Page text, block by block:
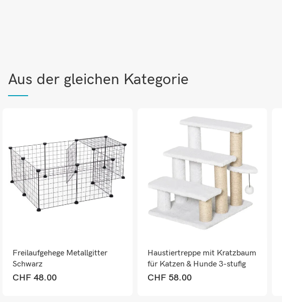
Aus der gleichen Kategorie
Freilaufgehege Metallgitter
Schwarz
CHF48.00
Haustiertreppe mit Kratzbaum
für Katzen & Hunde 3-stufig
Weiss
CHF58.00